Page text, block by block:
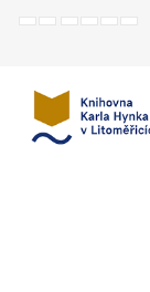
Default
Night
SetSetMakeSet